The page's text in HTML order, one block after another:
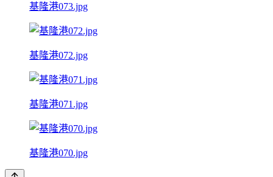
基隆港073.jpg
基隆港072.jpg
基隆港071.jpg
基隆港070.jpg